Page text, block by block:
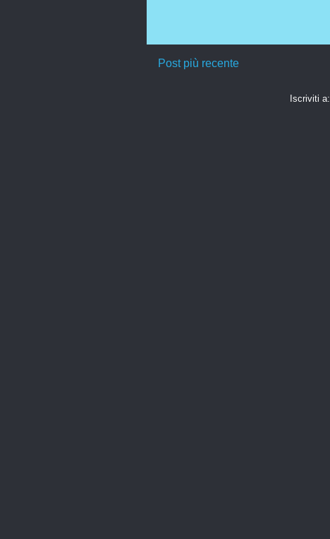
Post più recente
Iscriviti a: